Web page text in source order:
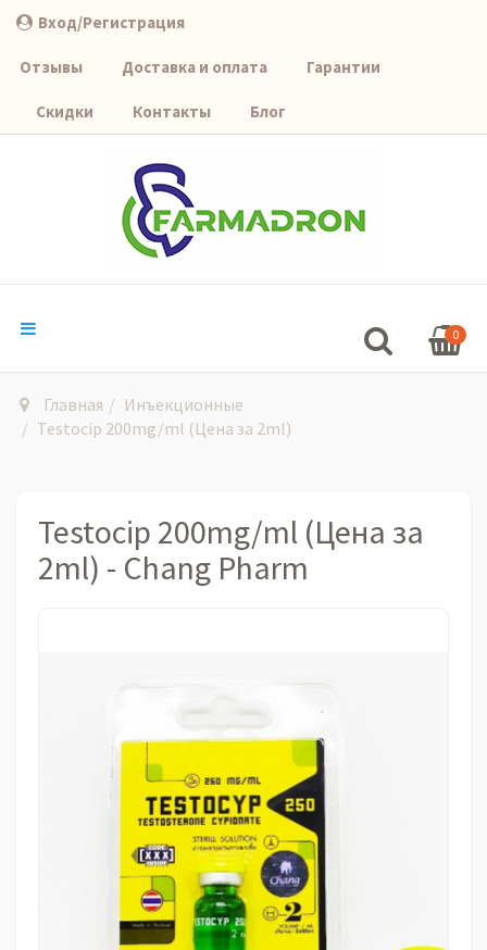
Вход/Регистрация
Отзывы Доставка и оплата Гарантии
Скидки Контакты Блог
0
Главная
Инъекционные
Testocip 200mg/ml (Цена за 2ml)
Testocip 200mg/ml (Цена за
2ml) - Chang Pharm